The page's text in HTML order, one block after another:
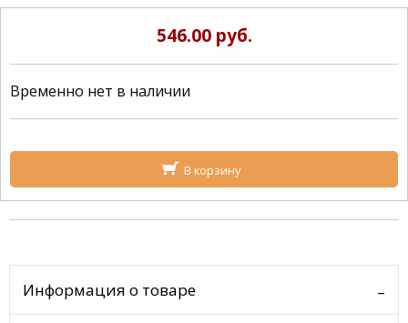
546.00 руб.
Временно нет в наличии
В корзину
Информация о товаре